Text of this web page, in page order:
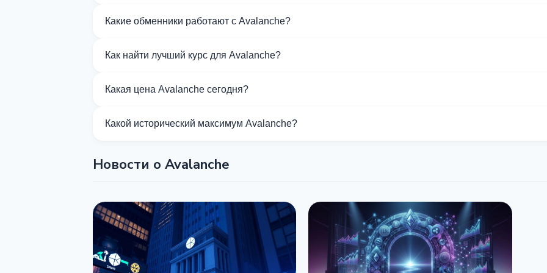
Какие обменники работают с Avalanche?
Как найти лучший курс для Avalanche?
Какая цена Avalanche сегодня?
Какой исторический максимум Avalanche?
Новости о Avalanche